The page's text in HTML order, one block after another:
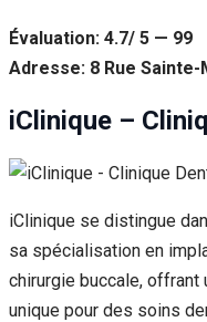
Évaluation: 4.7/ 5 — 99
Adresse: 8 Rue
iClinique –
iClinique se distingue
sa spécialisation en
chirurgie buccale,
unique pour des soins